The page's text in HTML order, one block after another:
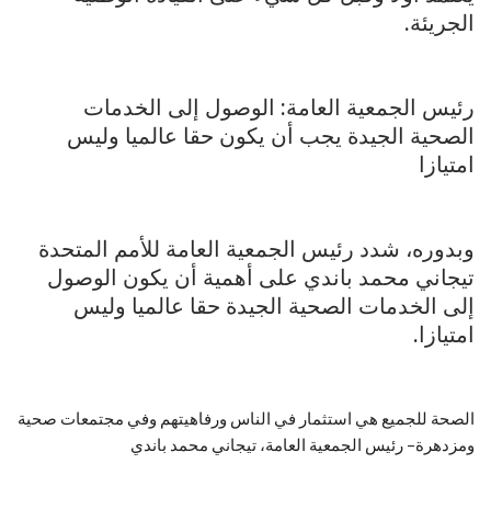
الجريئة.
رئيس الجمعية العامة: الوصول إلى الخدمات
الصحية الجيدة يجب أن يكون حقا عالميا وليس
امتيازا
وبدوره، شدد رئيس الجمعية العامة للأمم المتحدة
تيجاني محمد باندي على أهمية أن يكون الوصول
إلى الخدمات الصحية الجيدة حقا عالميا وليس
امتيازا.
الصحة للجميع هي استثمار في الناس ورفاهيتهم وفي مجتمعات صحية
ومزدهرة– رئيس الجمعية العامة، تيجاني محمد باندي